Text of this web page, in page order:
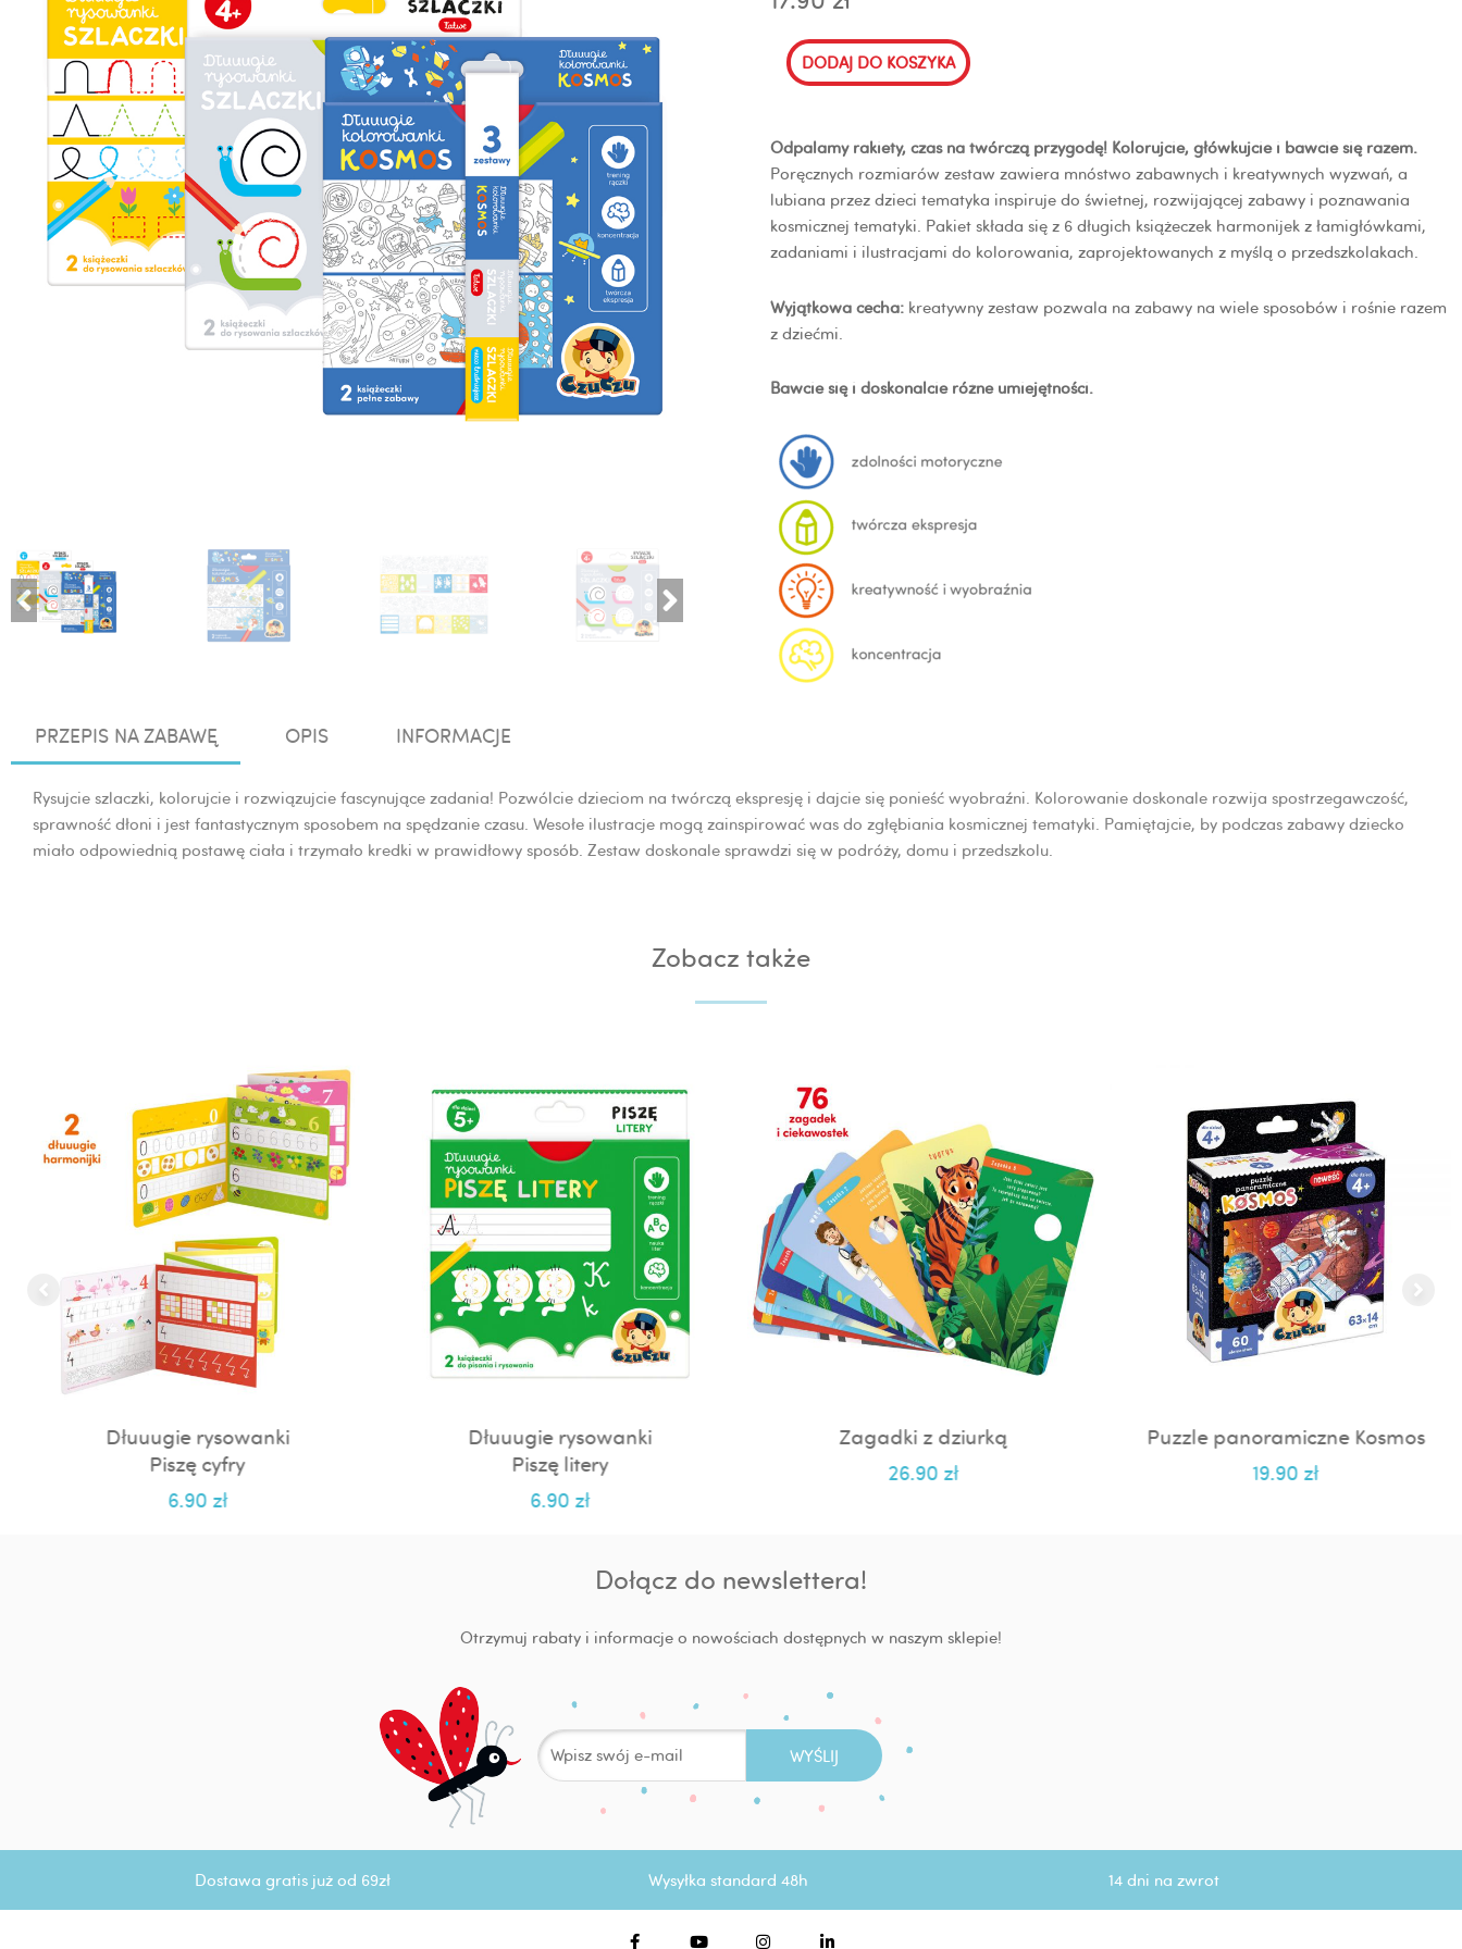
ilość
Zestaw
DODAJ DO KOSZYKA
Odpalamy rakiety, czas na twórczą przygodę! Kolorujcie, główkujcie i bawcie się razem.
Poręcznych rozmiarów zestaw zawiera mnóstwo zabawnych i kreatywnych wyzwań, a
lubiana przez dzieci tematyka inspiruje do świetnej, rozwijającej zabawy i poznawania
kosmicznej tematyki. Pakiet składa się z 6 długich książeczek harmonijek z łamigłówkami,
zadaniami i ilustracjami do kolorowania, zaprojektowanych z myślą o przedszkolakach.
Wyjątkowa cecha:kreatywny zestaw pozwala na zabawy na wiele sposobów i rośnie razem
z dziećmi.
Bawcie się i doskonalcie różne umiejętności.
PRZEPIS NA ZABAWĘ OPIS INFORMACJE
Rysujcie szlaczki, kolorujcie i rozwiązujcie fascynujące zadania! Pozwólcie dzieciom na twórczą ekspresję i dajcie się ponieść wyobraźni. Kolorowanie doskonale rozwija spostrzegawczość,
sprawność dłoni i jest fantastycznym sposobem na spędzanie czasu. Wesołe ilustracje mogą zainspirować was do zgłębiania kosmicznej tematyki. Pamiętajcie, by podczas zabawy dziecko
miało odpowiednią postawę ciała i trzymało kredki w prawidłowy sposób. Zestaw doskonale sprawdzi się w podróży, domu i przedszkolu.
Zobacz także
Dłuuugie rysowanki
Piszę cyfry
6.90zł
Dłuuugie rysowanki
Piszę litery
6.90zł
Zagadki z dziurką
26.90zł
Puzzle panoramiczne Kosmos
19.90zł
Dołącz do newslettera!
Otrzymuj rabaty i informacje o nowościach dostępnych w naszym sklepie!
Dostawa gratis już od 69zł Wysyłka standard 48h 14 dni na zwrot
F Y I L